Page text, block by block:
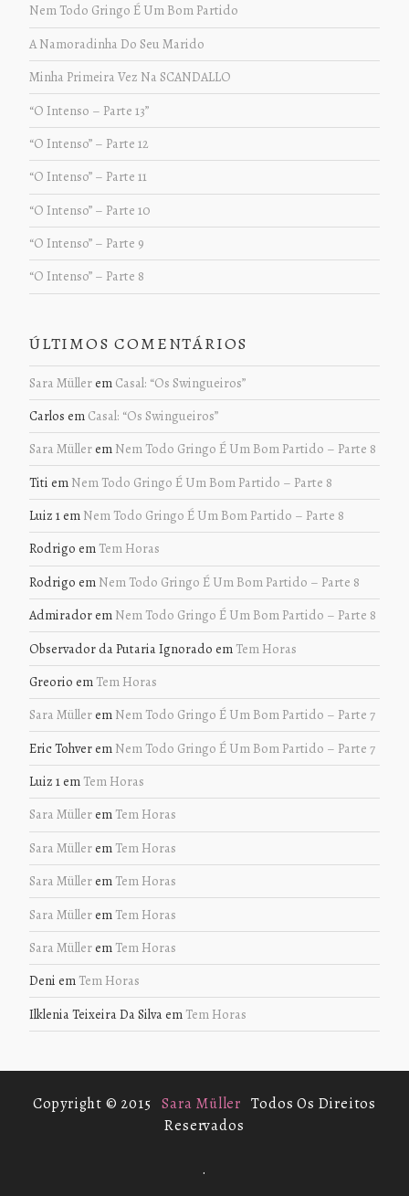
Nem Todo Gringo É Um Bom Partido
A Namoradinha Do Seu Marido
Minha Primeira Vez Na SCANDALLO
“O Intenso – Parte 13”
“O Intenso” – Parte 12
“O Intenso” – Parte 11
“O Intenso” – Parte 10
“O Intenso” – Parte 9
“O Intenso” – Parte 8
ÚLTIMOS COMENTÁRIOS
Sara Müllerem Casal: “Os Swingueiros”
Carlos em Casal: “Os Swingueiros”
Sara Müllerem Nem Todo Gringo É Um Bom Partido – Parte 8
Titi em Nem Todo Gringo É Um Bom Partido – Parte 8
Luiz 1em Nem Todo Gringo É Um Bom Partido – Parte 8
Rodrigo em Tem Horas
Rodrigo em Nem Todo Gringo É Um Bom Partido – Parte 8
Admiradorem Nem Todo Gringo É Um Bom Partido – Parte 8
Observador da Putaria Ignorado em Tem Horas
Greorio em Tem Horas
Sara Müllerem Nem Todo Gringo É Um Bom Partido – Parte 7
Eric Tohverem Nem Todo Gringo É Um Bom Partido – Parte 7
Luiz 1em Tem Horas
Sara Müllerem Tem Horas
Sara Müllerem Tem Horas
Sara Müllerem Tem Horas
Sara Müllerem Tem Horas
Sara Müllerem Tem Horas
Deni em Tem Horas
Ilklenia Teixeira Da Silvaem Tem Horas
Copyright © 2015 Sara Müller Todos Os Direitos
Reservados
.